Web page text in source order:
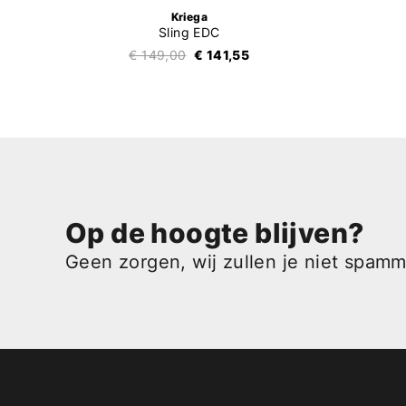
Kriega
Sling EDC
€ 149,00 € 141,55
Op de hoogte blijven?
Geen zorgen, wij zullen je niet